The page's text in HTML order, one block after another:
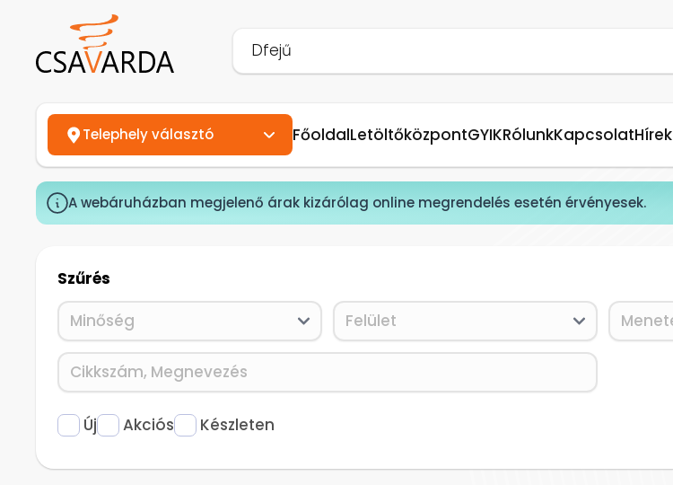
Telephely választó FőoldalLetöltőközpontGYIKRólunkKapcsolatHírek
A webáruházban megjelenő árak kizárólag online megrendelés esetén érvényesek.
Szűrés
Új Akciós Készleten